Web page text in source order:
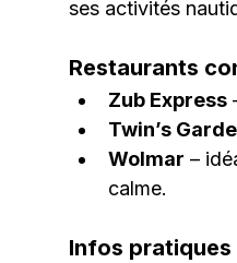
ses activités
Restaurants
Zub Express
Twin’s
Wolmar –
calme.
Infos pratiques